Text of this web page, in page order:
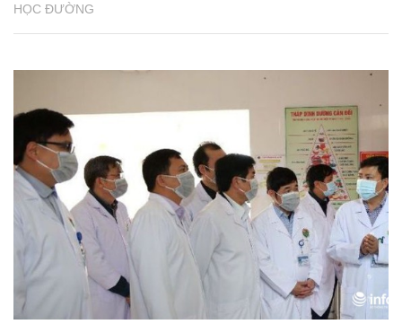
HỌC ĐƯỜNG